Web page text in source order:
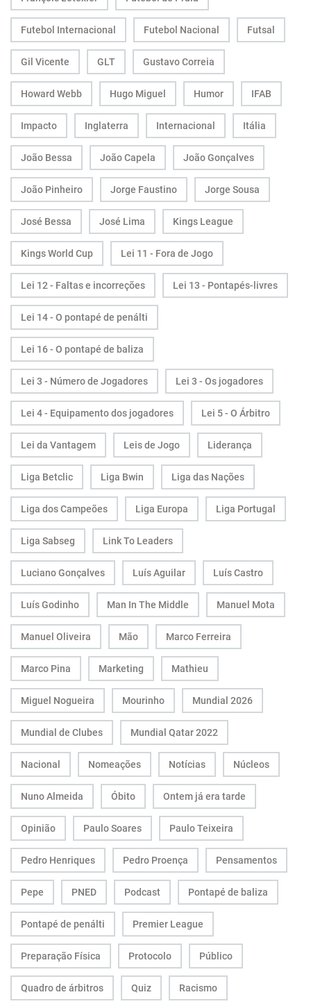
Futebol Internacional Futebol Nacional Futsal
Gil Vicente GLT Gustavo Correia
Howard Webb Hugo Miguel Humor IFAB
Impacto Inglaterra Internacional Itália
João Bessa João Capela João Gonçalves
João Pinheiro Jorge Faustino Jorge Sousa
José Bessa José Lima Kings League
Kings World Cup Lei 11 - Fora de Jogo
Lei 12 - Faltas e incorreções Lei 13 - Pontapés-livres
Lei 14 - O pontapé de penálti
Lei 16 - O pontapé de baliza
Lei 3 - Número de Jogadores Lei 3 - Os jogadores
Lei 4 - Equipamento dos jogadores Lei 5 - O Árbitro
Lei da Vantagem Leis de Jogo Liderança
Liga Betclic Liga Bwin Liga das Nações
Liga dos Campeões Liga Europa Liga Portugal
Liga Sabseg Link To Leaders
Luciano Gonçalves Luís Aguilar Luís Castro
Luís Godinho Man In The Middle Manuel Mota
Manuel Oliveira Mão Marco Ferreira
Marco Pina Marketing Mathieu
Miguel Nogueira Mourinho Mundial 2026
Mundial de Clubes Mundial Qatar 2022
Nacional Nomeações Notícias Núcleos
Nuno Almeida Óbito Ontem já era tarde
Opinião Paulo Soares Paulo Teixeira
Pedro Henriques Pedro Proença Pensamentos
Pepe PNED Podcast Pontapé de baliza
Pontapé de penálti Premier League
Preparação Física Protocolo Público
Quadro de árbitros Quiz Racismo